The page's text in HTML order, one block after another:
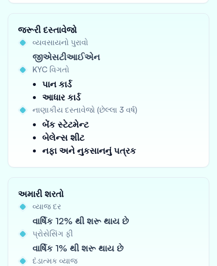
જરૂરી દસ્તાવેજો
વ્યવસાયનો પુરાવો
જીએસટીઆઈએન
KYC વિગતો
પાન કાર્ડ
આધાર કાર્ડ
નાણાકીય દસ્તાવેજો (છેલ્લા 3 વર્ષ)
બેંક સ્ટેટમેન્ટ
બેલેન્સ શીટ
નફા અને નુકસાનનું પત્રક
અમારી શરતો
વ્યાજ દર
વાર્ષિક 12% થી શરૂ થાય છે
પ્રોસેસિંગ ફી
વાર્ષિક 1% થી શરૂ થાય છે
દંડાત્મક વ્યાજ